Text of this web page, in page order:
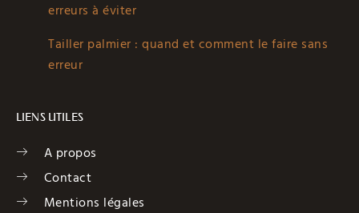
erreurs à éviter
Tailler palmier : quand et comment le faire sans
erreur
LIENS UTILES
A propos
Contact
Mentions légales